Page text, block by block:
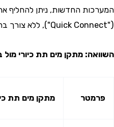
החדשות, ניתן להחליף את
מתקן מים תת כיורי מול בר
מתקן מים תת כיורי